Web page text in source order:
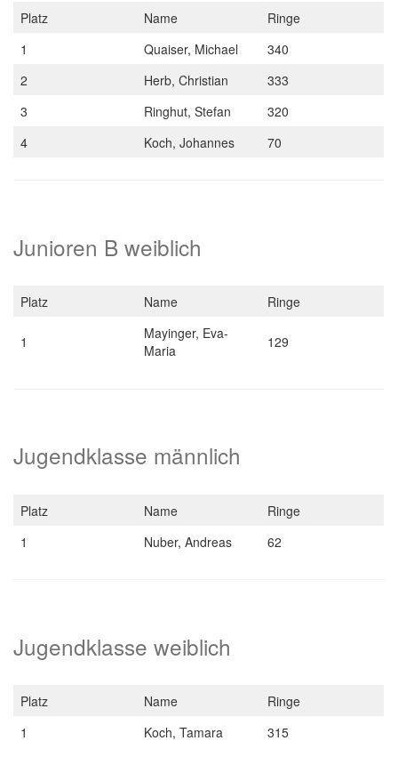
Platz Name
Ringe
1
Quaiser, Michael
340
2
Herb, Christian
333
3
Ringhut, Stefan
320
4
Koch, Johannes 70
Junioren B weiblich
Platz Name Ringe
1
Mayinger, Eva-
Maria
129
Jugendklasse männlich
Platz Name
Ringe
1
Nuber, Andreas 62
Jugendklasse weiblich
Platz Name
Ringe
1
Koch, Tamara 315